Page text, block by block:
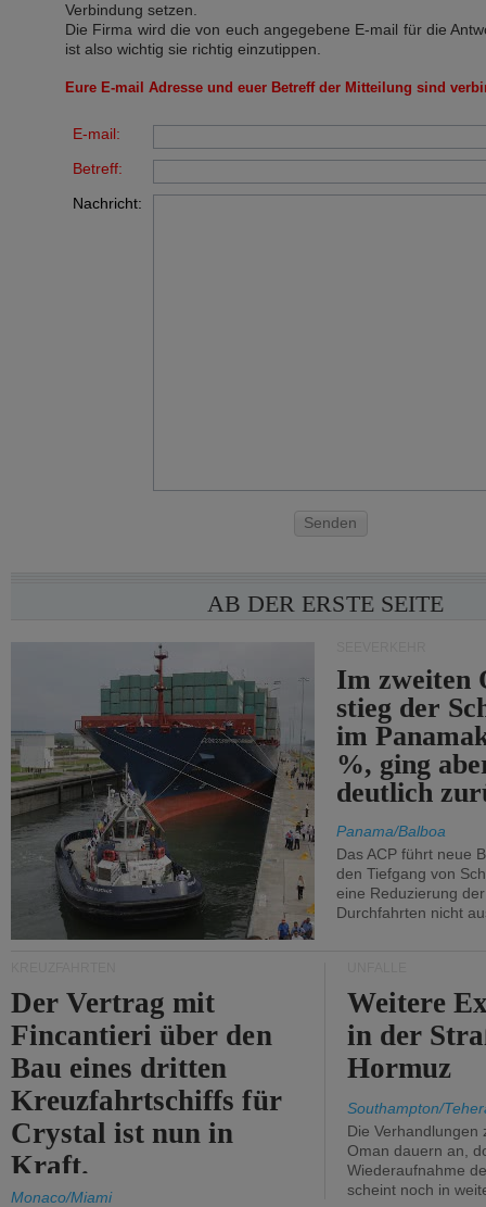
Verbindung setzen.
Die Firma wird die von euch angegebene E-mail für die
ist also wichtig sie richtig einzutippen.
Eure E-mail Adresse und euer Betreff der Mitteilung sind
E-mail:
Betreff:
Nachricht:
Senden
AB DER ERSTE SEITE
Im zweiten
stieg der
im
%, ging
deutlich
Panama/Balboa
Das ACP führt neue
den Tiefgang von
eine Reduzierung
Durchfahrten nicht
Der Vertrag mit
Fincantieri über den
Bau eines dritten
Kreuzfahrtschiffs für
Crystal ist nun in
Kraft.
Monaco/Miami
Weitere
in der
Hormuz
Southampton/
Die Verhandlungen
Oman dauern an,
Wiederaufnahme
scheint noch in